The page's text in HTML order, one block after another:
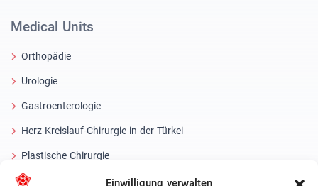
Einwilligung verwalten
Medical Units
Orthopädie
Urologie
Gastroenterologie
Herz-Kreislauf-Chirurgie in der Türkei
Plastische Chirurgie
Haartransplantationsbehandlungen